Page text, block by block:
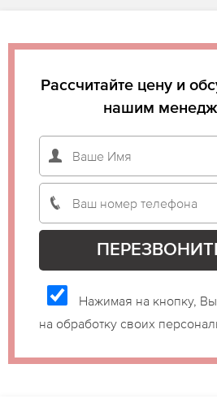
Рассчитайте цену и
нашим
Нажимая на кнопку,
на обработку своих